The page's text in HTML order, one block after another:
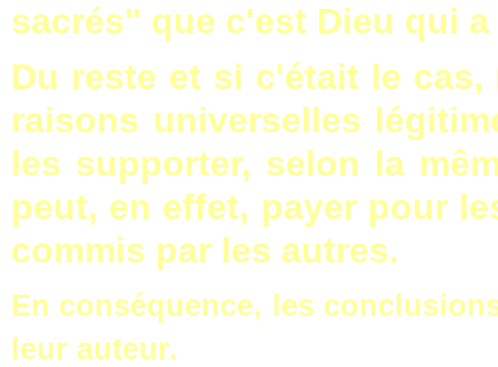
sacrés" que c'est Dieu qui
Du reste et si c'était le
raisons universelles
les supporter, selon la
peut, en effet, payer pour
commis par les autres.
En conséquence, les
leur auteur.